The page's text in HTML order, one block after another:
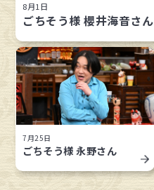
8月1日
ごちそう様 櫻井海音さん
7月25日
ごちそう様 永野さん